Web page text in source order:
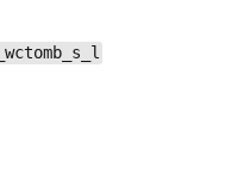
_wctomb_s_l